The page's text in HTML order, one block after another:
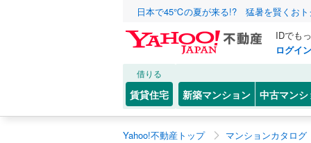
日本で45℃の夏が来る!? 猛暑を賢くおト
IDでも
ログイン
借りる
賃貸住宅 新築マンション 中古マンシ
Yahoo!不動産トップ マンションカタログ